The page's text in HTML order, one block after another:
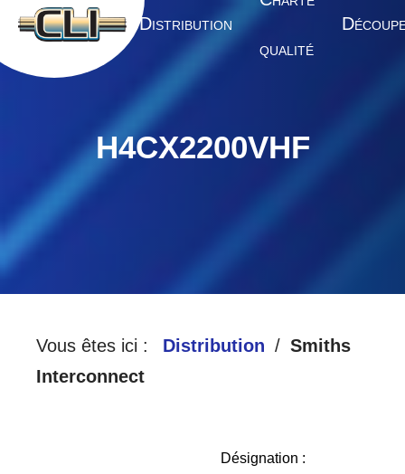
A CCUEIL DISTRIBUTION
QUALITÉ
D
H4CX2200VHF
Vous êtes ici : Distribution
Smiths
Interconnect
Désignation :